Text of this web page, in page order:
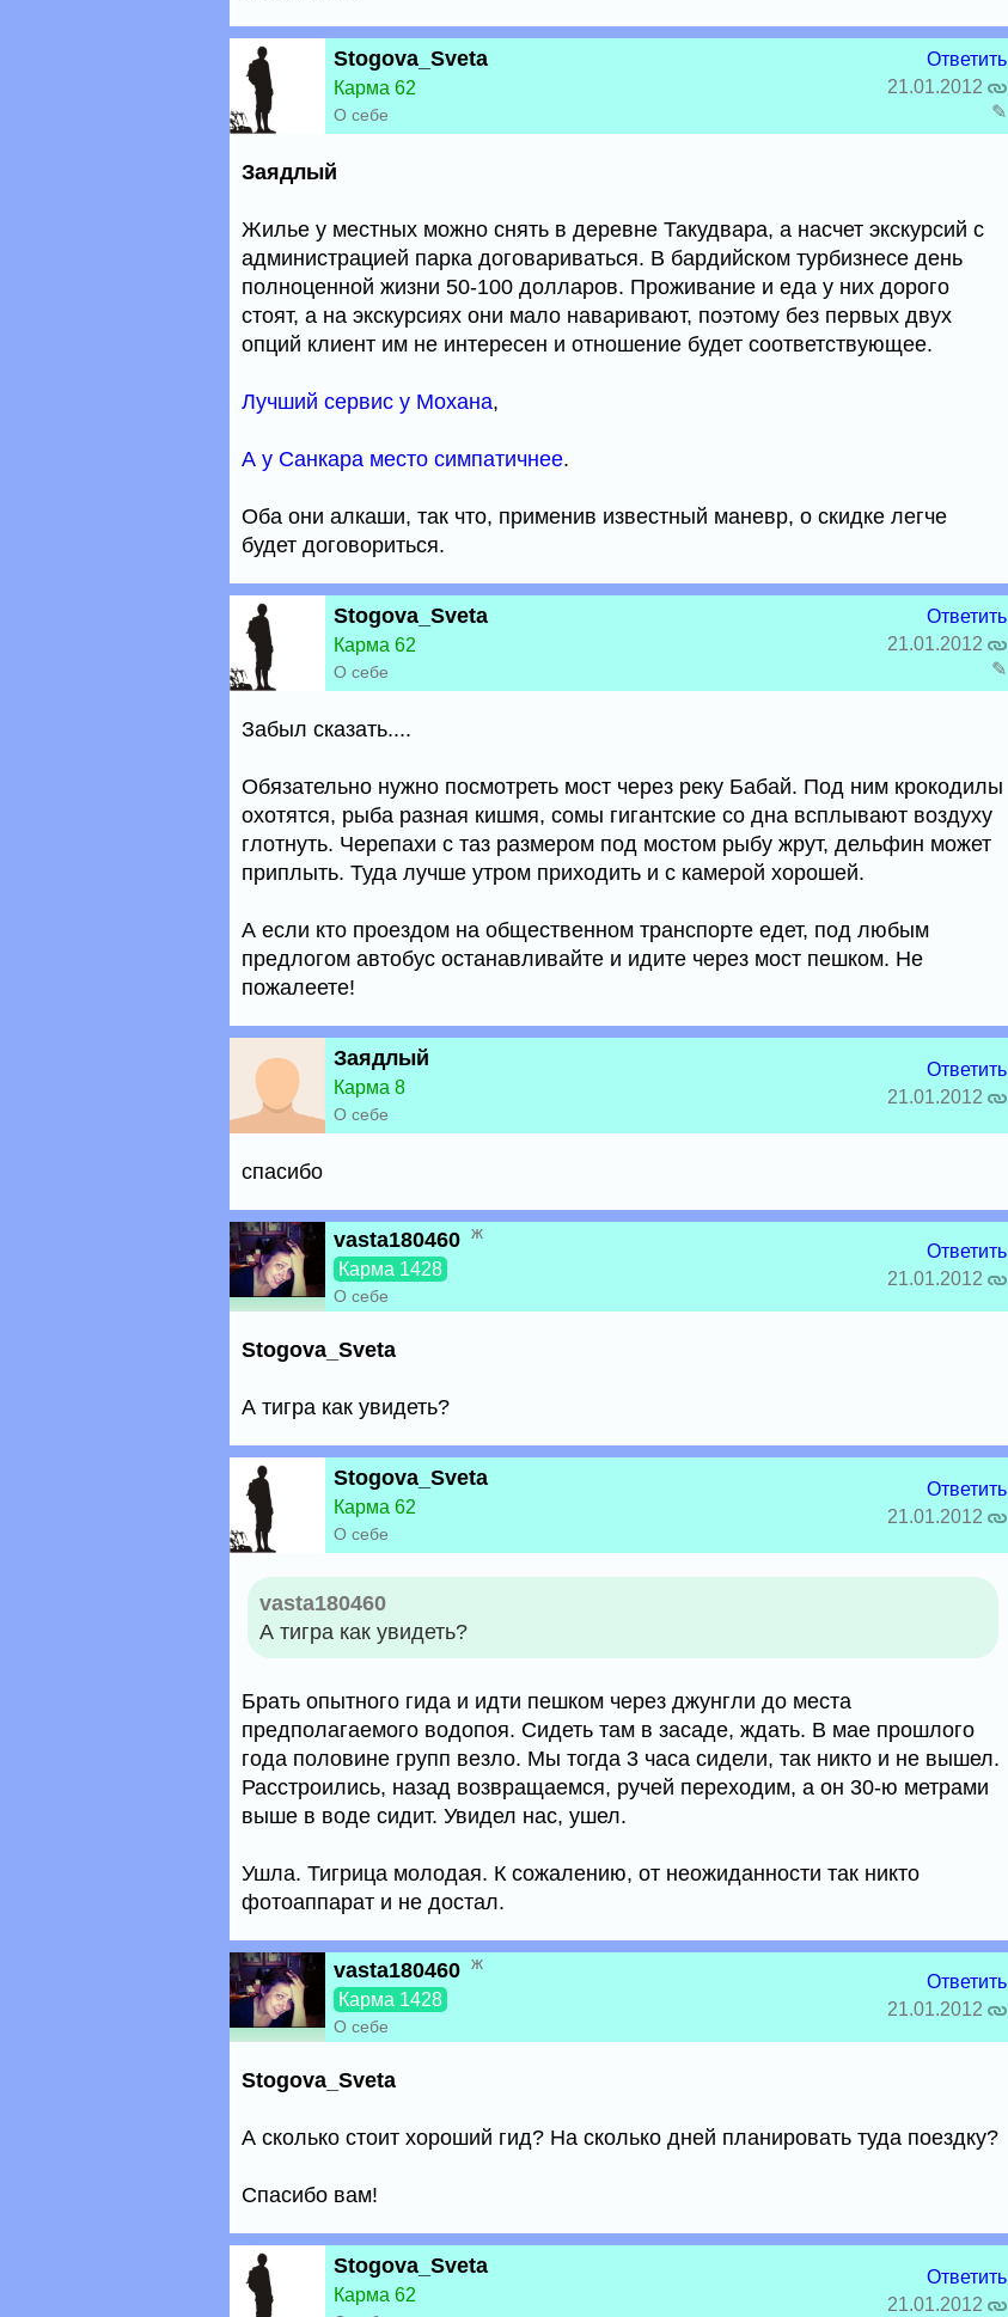
Stogova_Sveta
Карма 62
О себе
Ответить
21.01.2012
✎
Заядлый
Жилье у местных можно снять в деревне Такудвара, а насчет экскурсий с
администрацией парка договариваться. В бардийском турбизнесе день
полноценной жизни 50-100 долларов. Проживание и еда у них дорого
стоят, а на экскурсиях они мало наваривают, поэтому без первых двух
опций клиент им не интересен и отношение будет соответствующее.
Лучший сервис у Мохана,
А у Санкара место симпатичнее.
Оба они алкаши, так что, применив известный маневр, о скидке легче
будет договориться.
Stogova_Sveta
Карма 62
О себе
Ответить
21.01.2012
✎
Забыл сказать....
Обязательно нужно посмотреть мост через реку Бабай. Под ним крокодилы
охотятся, рыба разная кишмя, сомы гигантские со дна всплывают воздуху
глотнуть. Черепахи с таз размером под мостом рыбу жрут, дельфин может
приплыть. Туда лучше утром приходить и с камерой хорошей.
А если кто проездом на общественном транспорте едет, под любым
предлогом автобус останавливайте и идите через мост пешком. Не
пожалеете!
Заядлый
Карма 8
О себе
Ответить
21.01.2012
спасибо
vasta180460 ж
Карма 1428
О себе
Ответить
21.01.2012
Stogova_Sveta
А тигра как увидеть?
Stogova_Sveta
Карма 62
О себе
Ответить
21.01.2012
vasta180460
А тигра как увидеть?
Брать опытного гида и идти пешком через джунгли до места
предполагаемого водопоя. Сидеть там в засаде, ждать. В мае прошлого
года половине групп везло. Мы тогда 3 часа сидели, так никто и не вышел.
Расстроились, назад возвращаемся, ручей переходим, а он 30-ю метрами
выше в воде сидит. Увидел нас, ушел.
Ушла. Тигрица молодая. К сожалению, от неожиданности так никто
фотоаппарат и не достал.
vasta180460 ж
Карма 1428
О себе
Ответить
21.01.2012
Stogova_Sveta
А сколько стоит хороший гид? На сколько дней планировать туда поездку?
Спасибо вам!
Stogova_Sveta
Карма 62
Ответить
21.01.2012